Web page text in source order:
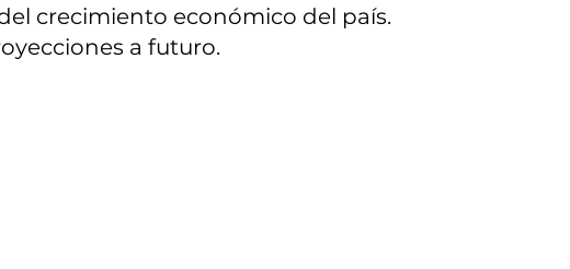
crecimiento económico del país.
a futuro.